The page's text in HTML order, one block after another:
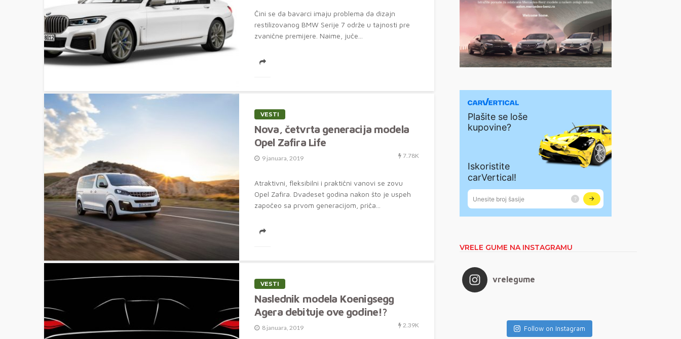
Čini se da bavarci imaju problema da dizajn
restilizovanog BMW Serije 7 održe u tajnosti pre
zvanične premijere. Naime, juče...
VESTI
Nova, četvrta generacija modela
Opel Zafira Life
9 januara, 2019 7.78K
Atraktivni, fleksibilni i praktični vanovi se zovu
Opel Zafira. Dvadeset godina nakon što je uspeh
započeo sa prvom generacijom, priča...
VESTI
Naslednik modela Koenigsegg
Agera debituje ove godine!?
8 januara, 2019 2.39K
VRELE GUME NA INSTAGRAMU
vrelegume
Follow on Instagram